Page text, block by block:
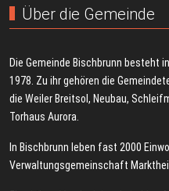
Über die Gemeinde
Die Gemeinde Bischbrunn besteht
1978. Zu ihr gehören die
die Weiler Breitsol, Neubau,
Torhaus Aurora.
In Bischbrunn leben fast 2000
Verwaltungsgemeinschaft